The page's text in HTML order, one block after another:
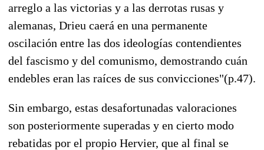
arreglo a las victorias y a las derrotas rusas y
alemanas, Drieu caerá en una permanente
oscilación entre las dos ideologías contendientes
del fascismo y del comunismo, demostrando cuán
endebles eran las raíces de sus convicciones"(p.47).
Sin embargo, estas desafortunadas valoraciones
son posteriormente superadas y en cierto modo
rebatidas por el propio Hervier, que al final se